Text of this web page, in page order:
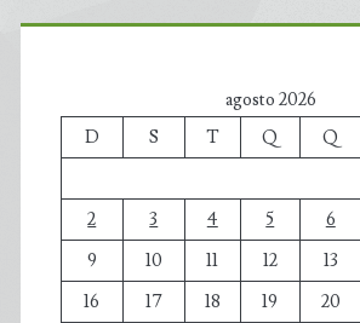
agosto 2026
D
S T Q Q
2
3 4 5 6
9
10 11 12 13
16
17 18 19 20